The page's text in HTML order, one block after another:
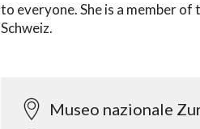
to everyone. She is a member
Schweiz.
Museo nazionale